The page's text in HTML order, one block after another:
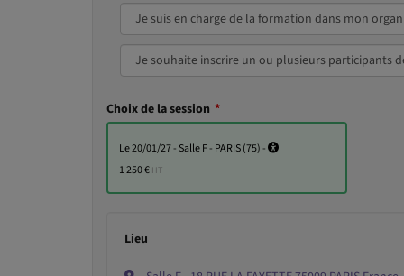
Choix de la session
le 20/01/27 - Salle F - PARIS (75) -
1 250 € HT
Lieu